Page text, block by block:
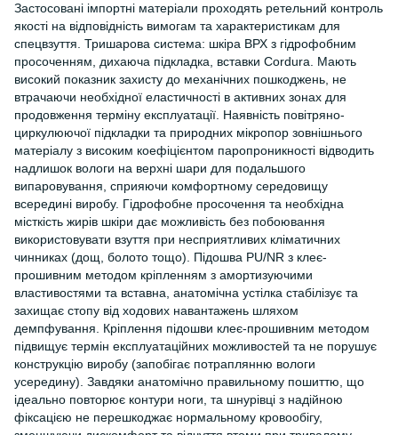
Застосовані імпортні матеріали проходять ретельний контроль
якості на відповідність вимогам та характеристикам для
спецвзуття. Тришарова система: шкіра ВРХ з гідрофобним
просоченням, дихаюча підкладка, вставки Cordura. Мають
високий показник захисту до механічних пошкоджень, не
втрачаючи необхідної еластичності в активних зонах для
продовження терміну експлуатації. Наявність повітряно-
циркулюючої підкладки та природних мікропор зовнішнього
матеріалу з високим коефіцієнтом паропроникності відводить
надлишок вологи на верхні шари для подальшого
випаровування, сприяючи комфортному середовищу
всередині виробу. Гідрофобне просочення та необхідна
місткість жирів шкіри дає можливість без побоювання
використовувати взуття при несприятливих кліматичних
чинниках (дощ, болото тощо). Підошва PU/NR з клеє-
прошивним методом кріпленням з амортизуючими
властивостями та вставна, анатомічна устілка стабілізує та
захищає стопу від ходових навантажень шляхом
демпфування. Кріплення підошви клеє-прошивним методом
підвищує термін експлуатаційних можливостей та не порушує
конструкцію виробу (запобігає потраплянню вологи
усередину). Завдяки анатомічно правильному пошиттю, що
ідеально повторює контури ноги, та шнурівці з надійною
фіксацією не перешкоджає нормальному кровообігу,